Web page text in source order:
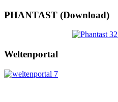
PHANTAST (Download)
Weltenportal